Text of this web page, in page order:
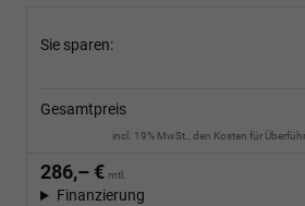
Sie sparen:
Gesamtpreis
incl. 19% MwSt., den Kosten für
286,– € mtl.
Finanzierung